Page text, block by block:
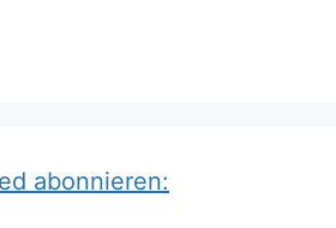
abonnieren: